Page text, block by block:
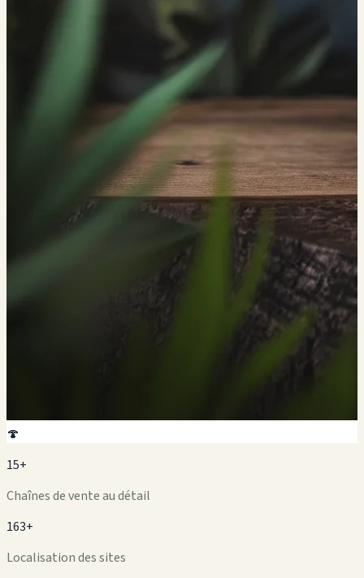
🍄
15+
Chaînes de vente au détail
163+
Localisation des sites